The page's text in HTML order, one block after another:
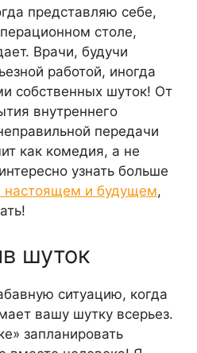
представляю себе,
столе,
Врачи, будучи
работой, иногда
собственных шуток! От
внутреннего
передачи
как комедия, а не
узнать больше
настоящем и будущем,
шуток
ситуацию, когда
вашу шутку всерьез.
запланировать